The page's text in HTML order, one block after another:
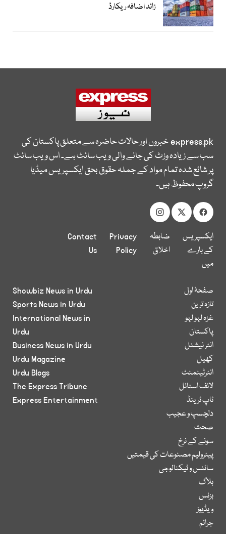
زائد اضافہ ریکارڈ
express.pkخبروں اور حالات حاضرہ سے متعلق پاکستان کی
سب سے زیادہ وزٹ کی جانے والی ویب سائٹ ہے۔ اس ویب سائٹ
پر شائع شدہ تمام مواد کے جملہ حقوق بحق ایکسپریس میڈیا
گروپ محفوظ ہیں۔
ایکسپریس
کے بارے
میں
ضابطہ
اخلاق
Privacy
Policy
Contact
Us
صفحۂ اول
تازہ ترین
غزہ لہو لہو
پاکستان
انٹر نیشنل
کھیل
انٹرٹینمنٹ
لائف اسٹائل
ٹاپ ٹرینڈ
دلچسپ و عجیب
صحت
سونے کے نرخ
پیٹرولیم مصنوعات کی قیمتیں
سائنس و ٹیکنالوجی
بلاگ
بزنس
ویڈیوز
جرائم
Showbiz News in Urdu
Sports News in Urdu
International News in
Urdu
Business News in Urdu
Urdu Magazine
Urdu Blogs
The Express Tribune
Express Entertainment